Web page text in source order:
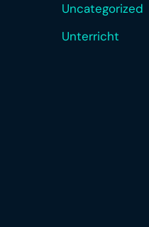
Uncategorized
Unterricht